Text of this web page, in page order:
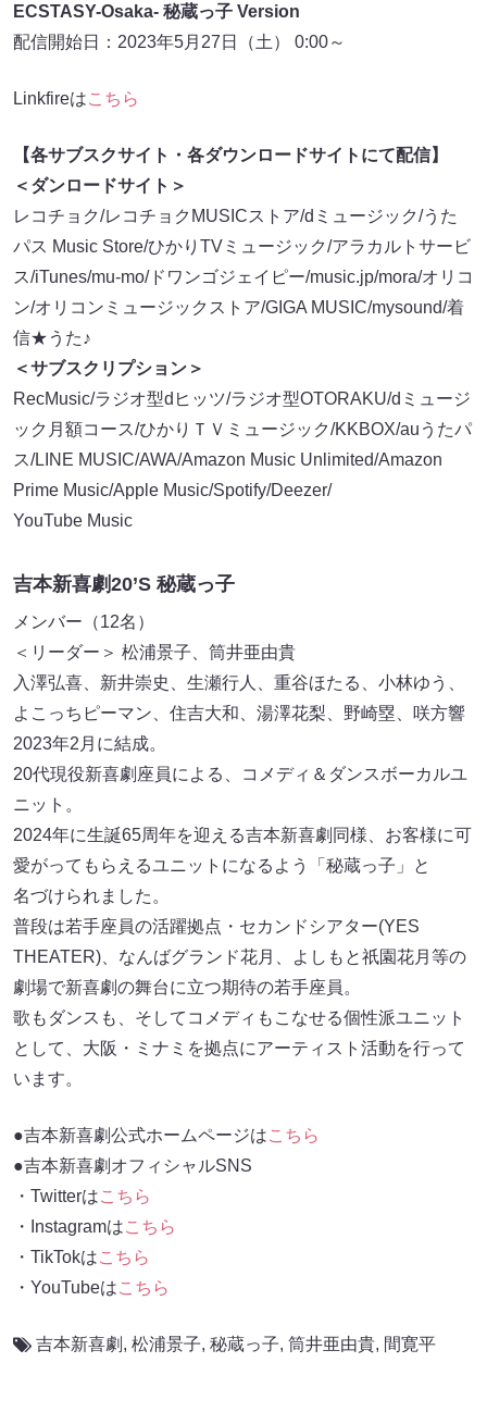
ECSTASY-Osaka- 秘蔵っ子 Version
配信開始日：2023年5月27日（土） 0:00～
Linkfireはこちら
【各サブスクサイト・各ダウンロードサイトにて配信】
＜ダンロードサイト＞
レコチョク/レコチョクMUSICストア/dミュージック/うた
パス Music Store/ひかりTVミュージック/アラカルトサービ
ス/iTunes/mu-mo/ドワンゴジェイピー/music.jp/mora/オリコ
ン/オリコンミュージックストア/GIGA MUSIC/mysound/着
信★うた♪
＜サブスクリプション＞
RecMusic/ラジオ型dヒッツ/ラジオ型OTORAKU/dミュージ
ック月額コース/ひかりＴＶミュージック/KKBOX/auうたパ
ス/LINE MUSIC/AWA/Amazon Music Unlimited/Amazon
Prime Music/Apple Music/Spotify/Deezer/
YouTube Music
吉本新喜劇20’S 秘蔵っ子
メンバー（12名）
＜リーダー＞ 松浦景子、筒井亜由貴
入澤弘喜、新井崇史、生瀬行人、重谷ほたる、小林ゆう、
よこっちピーマン、住吉大和、湯澤花梨、野崎塁、咲方響
2023年2月に結成。
20代現役新喜劇座員による、コメディ＆ダンスボーカルユ
ニット。
2024年に生誕65周年を迎える吉本新喜劇同様、お客様に可
愛がってもらえるユニットになるよう「秘蔵っ子」と
名づけられました。
普段は若手座員の活躍拠点・セカンドシアター(YES
THEATER)、なんばグランド花月、よしもと祇園花月等の
劇場で新喜劇の舞台に立つ期待の若手座員。
歌もダンスも、そしてコメディもこなせる個性派ユニット
として、大阪・ミナミを拠点にアーティスト活動を行って
います。
●吉本新喜劇公式ホームページはこちら
●吉本新喜劇オフィシャルSNS
・Twitterはこちら
・Instagramはこちら
・TikTokはこちら
・YouTubeはこちら
吉本新喜劇 , 松浦景子, 秘蔵っ子, 筒井亜由貴, 間寛平